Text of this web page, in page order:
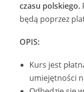
czasu polskiego.
będą poprzez
OPIS:
Kurs jest
umiejętności